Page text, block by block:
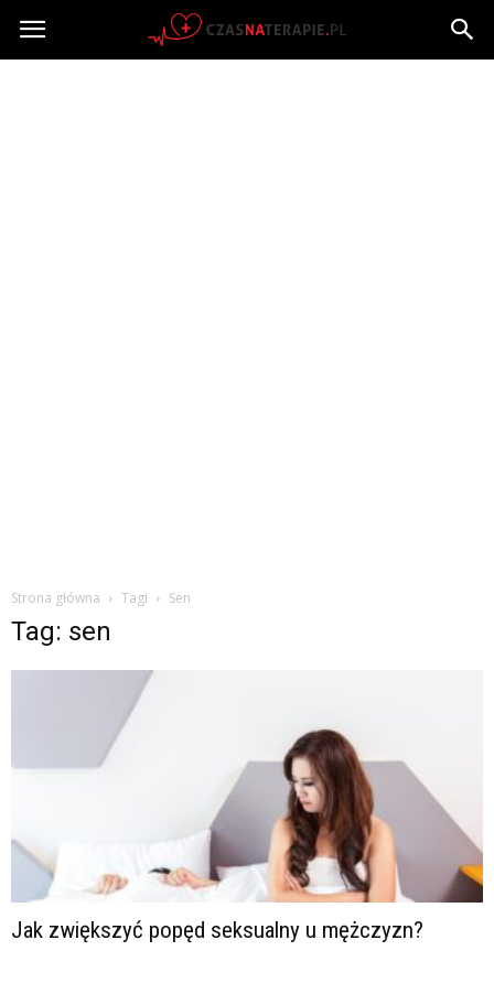
Czasnaterapie.pl
Strona główna Tagi Sen
Tag: sen
Jak zwiększyć popęd seksualny u mężczyzn?